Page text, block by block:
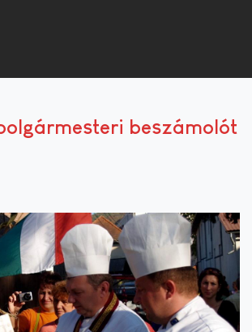
beszámolót